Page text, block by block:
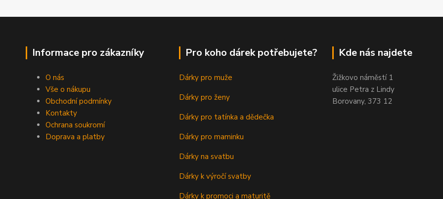
Informace pro zákazníky
O nás
Vše o nákupu
Obchodní podmínky
Kontakty
Ochrana soukromí
Doprava a platby
Pro koho dárek potřebujete?
Dárky pro muže
Dárky pro ženy
Dárky pro tatínka a dědečka
Dárky pro maminku
Dárky na svatbu
Dárky k výročí svatby
Dárky k promoci a maturitě
Kde nás najdete
Žižkovo náměstí 1
ulice Petra z Lindy
Borovany, 373 12